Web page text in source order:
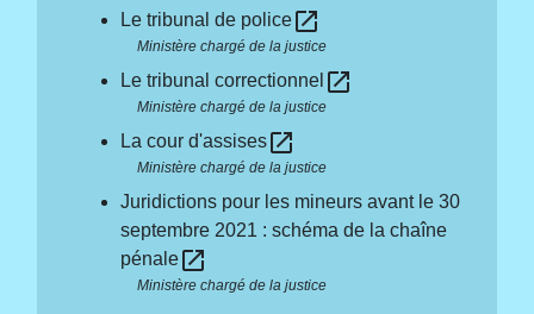
Le tribunal de policeopen_in_new
Ministère chargé de la justice
Le tribunal correctionnel open_in_new
Ministère chargé de la justice
La cour d'assisesopen_in_new
Ministère chargé de la justice
Juridictions pour les mineurs avant le 30
septembre 2021 : schéma de la chaîne
pénaleopen_in_new
Ministère chargé de la justice